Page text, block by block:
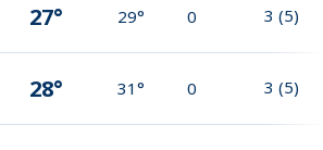
27° 29° 0 3 (5)
28° 31° 0 3 (5)